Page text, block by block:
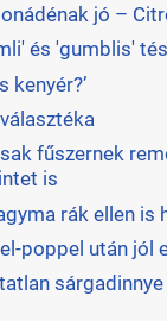
jó –
és 'gumblis'
kenyér?’
fűszernek
is
rák ellen is
poppel után jól